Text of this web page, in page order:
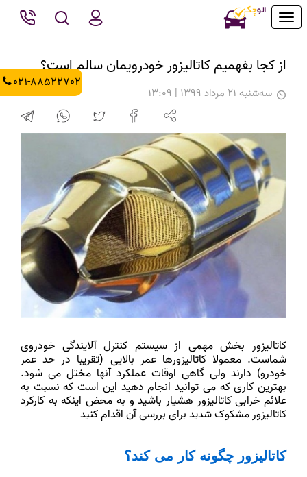
Toggle
021-88522702
از کجا بفهمیم کاتالیزور خودرویمان سالم است؟
سه‌شنبه 21 مرداد 1399 | 13:09
کاتالیزور بخش مهمی از سیستم کنترل آلایندگی خودروی
شماست. معمولا کاتالیزورها عمر بالایی (تقریبا در حد عمر
خودرو) دارند ولی گاهی اوقات عملکرد آنها مختل می شود.
بهترین کاری که می توانید انجام دهید این است که نسبت به
علائم خرابی کاتالیزور هشیار باشید و به محض اینکه به کارکرد
کاتالیزور مشکوک شدید برای بررسی آن اقدام کنید
کاتالیزور چگونه کار می کند؟